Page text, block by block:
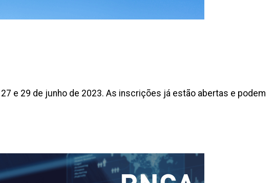
e 29 de junho de 2023. As inscrições já estão abertas e podem